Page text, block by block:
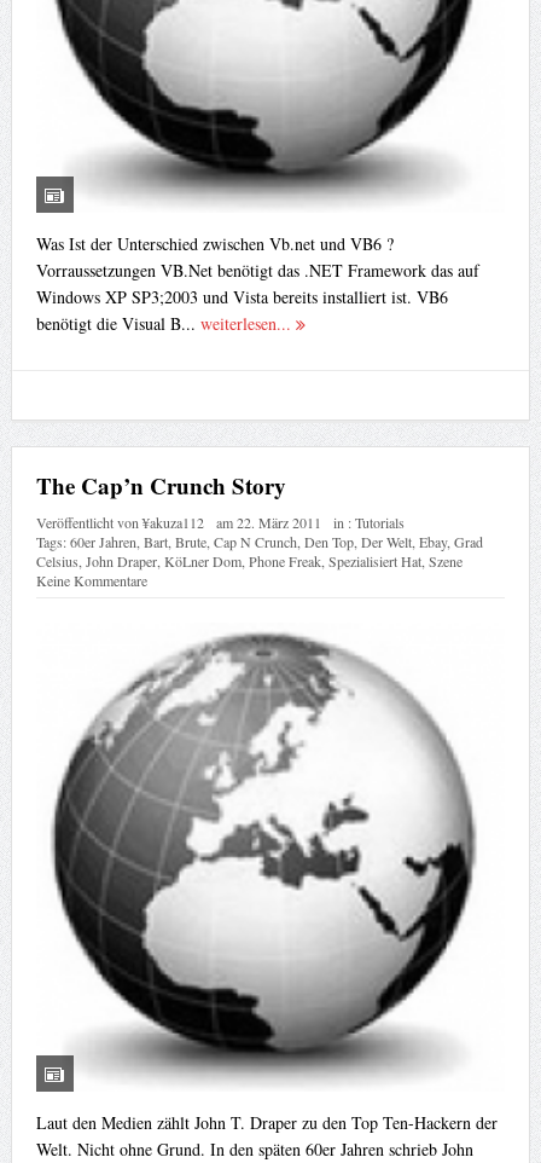
Was Ist der Unterschied zwischen Vb.net und VB6 ?
Vorraussetzungen VB.Net benötigt das .NET Framework das auf
Windows XP SP3;2003 und Vista bereits installiert ist. VB6
benötigt die Visual B... weiterlesen...
The Cap’n Crunch Story
Veröffentlicht von¥akuza112 am22. März 2011 in :Tutorials
Tags:60er Jahren,Bart,Brute,Cap N Crunch,Den Top,Der Welt,Ebay,Grad
Celsius,John Draper,KöLner Dom,Phone Freak,Spezialisiert Hat,Szene
Keine Kommentare
Laut den Medien zählt John T. Draper zu den Top Ten-Hackern der
Welt. Nicht ohne Grund. In den späten 60er Jahren schrieb John